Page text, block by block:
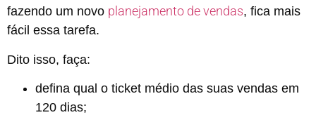
fazendo um novo planejamento de vendas, fica mais
fácil essa tarefa.
Dito isso, faça:
defina qual o ticket médio das suas vendas em
120 dias;